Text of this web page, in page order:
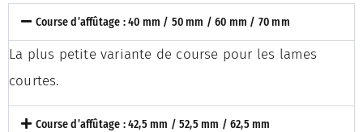
Course d’affûtage : 40 mm / 50 mm / 60 mm / 70 mm
La plus petite variante de course pour les lames
courtes.
Course d’affûtage : 42,5 mm / 52,5 mm / 62,5 mm